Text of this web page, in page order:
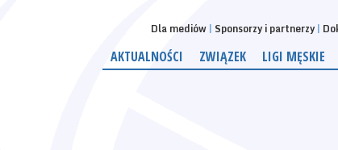
Dla mediów Sponsorzy i partnerzy
AKTUALNOŚCI ZWIĄZEK LIGI MĘSKIE